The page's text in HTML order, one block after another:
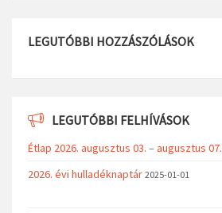
LEGUTÓBBI HOZZÁSZÓLÁSOK
LEGUTÓBBI FELHÍVÁSOK
Étlap 2026. augusztus 03. – augusztus 07.
2026. évi hulladéknaptár 2025-01-01